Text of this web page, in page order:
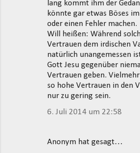
lang kommt ihm der
könnte gar etwas Böses
oder einen Fehler machen.
Will heißen: Während
Vertrauen dem irdischen
natürlich unangemessen
Gott Jesu gegenüber
Vertrauen geben.
so hohe Vertrauen in den
nur zu gering sein.
6. Juli 2014 um 22:58
Anonym hat gesagt…